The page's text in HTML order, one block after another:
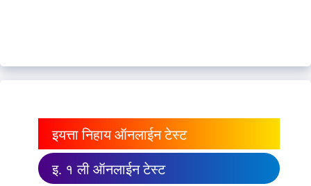
इयत्ता निहाय ऑनलाईन टेस्ट
इ. १ ली ऑनलाईन टेस्ट